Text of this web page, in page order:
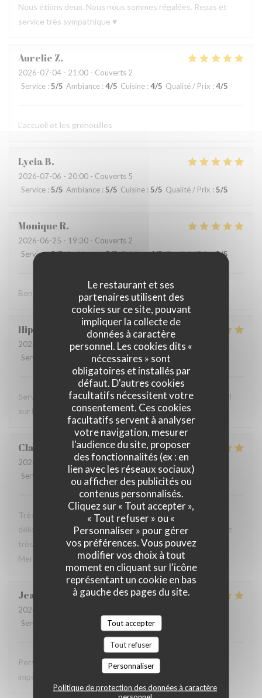
Le restaurant et ses
partenaires utilisent des
cookies sur ce site, pouvant
impliquer la collecte de
données à caractère
personnel. Les cookies dits «
nécessaires » sont
obligatoires et installés par
défaut. D'autres cookies
facultatifs nécessitent votre
consentement. Ces cookies
facultatifs servent à analyser
votre navigation, mesurer
l'audience du site, proposer
des fonctionnalités (ex : en
lien avec les réseaux sociaux)
ou afficher des publicités ou
contenus personnalisés.
Cliquez sur « Tout accepter »,
« Tout refuser » ou «
Personnaliser » pour gérer
vos préférences. Vous pouvez
modifier vos choix à tout
moment en cliquant sur l'icône
représentant un cookie en bas
à gauche des pages du site.
Tout accepter
Tout refuser
Personnaliser
Politique de protection des données à caractère
Nous étions deux. Nous nous sommes régalées. Repas et
service très sympathique ♥️
Aurelie Z
2026-07-04 - 21:00 - Couverts 2
Service : 5/5 Ambiance : 4/5 Cuisine : 4/5 Qualité / Prix : 4/5
L’accueil et les grenouilles
LyciaB
2026-07-06 - 20:00 - Couverts 5
Service : 5/5 Ambiance : 5/5 Cuisine : 5/5 Qualité / Prix : 5/5
MoniqueR
2026-06-25 - 19:30 - Couverts 2
Service:5/5 Ambiance:5/5 Cuisine:4/5 Qualité / Prix:5/5
Bon accueil
Hippolyte
2026-06-22
- 19:30 - Couverts 2
Service
Ambiance:5/5 Cuisine : 4/5 Qualité / Prix
Serveur très agréable nourriture très bonne et bon conseil
sur le pinard
Claude
2026-06-18
- 19:30 - Couverts 2
Service
Ambiance: 5/5 Cuisine: 5/5 Qualité / Prix
Très bon restaurant Cuisses de grenouilles fraîches
délicieuses ,abricots rôtis délicieux,serveurs disponibles et
très agréable un restaurant à visiter le meilleur de la rue
Mercière.
Jean-David V
2026-05-24
Service
5/5 Cuisine:5
Personels sympathiques, repas délicieux, service
impeccable…